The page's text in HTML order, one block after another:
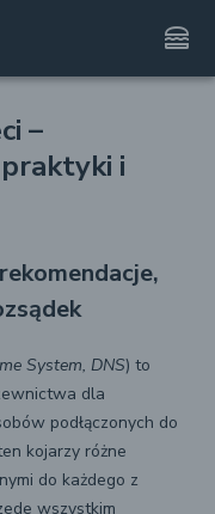
lunch_dining
–
i
System, DNS) to
dla
podłączonych do
kojarzy różne
do każdego z
wszystkim